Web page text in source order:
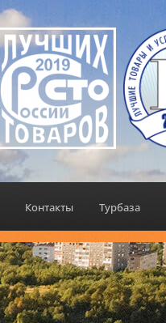
Контакты Турбаза